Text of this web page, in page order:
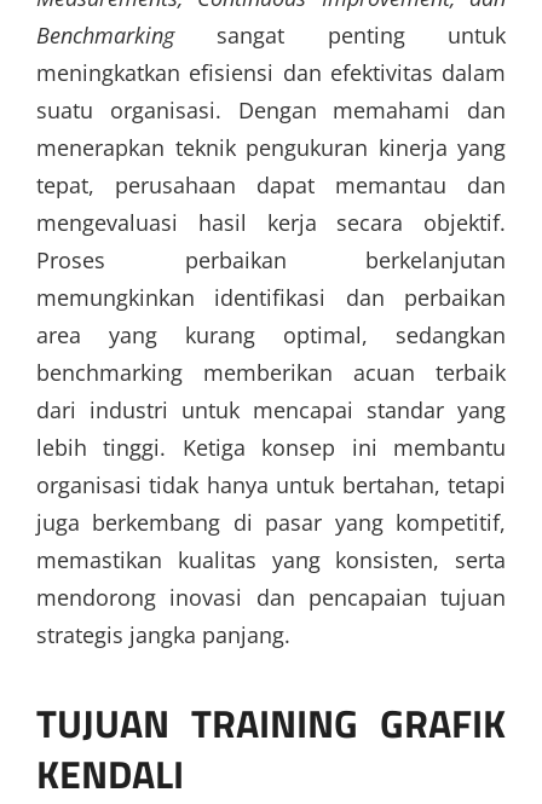
Benchmarkingsangat penting untuk
meningkatkan efisiensi dan efektivitas dalam
suatu organisasi. Dengan memahami dan
menerapkan teknik pengukuran kinerja yang
tepat, perusahaan dapat memantau dan
mengevaluasi hasil kerja secara objektif.
Proses perbaikan berkelanjutan
memungkinkan identifikasi dan perbaikan
area yang kurang optimal, sedangkan
benchmarking memberikan acuan terbaik
dari industri untuk mencapai standar yang
lebih tinggi. Ketiga konsep ini membantu
organisasi tidak hanya untuk bertahan, tetapi
juga berkembang di pasar yang kompetitif,
memastikan kualitas yang konsisten, serta
mendorong inovasi dan pencapaian tujuan
strategis jangka panjang.
TUJUAN TRAINING GRAFIK
KENDALI